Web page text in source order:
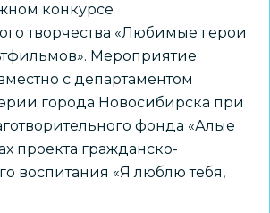
конкурсе
творчества «Любимые герои
Мероприятие
с департаментом
города Новосибирска при
фонда «Алые
проекта гражданско-
воспитания «Я люблю тебя,